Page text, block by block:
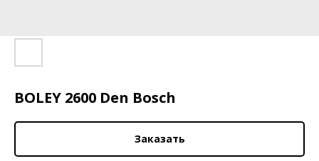
BOLEY 2600 Den Bosch
Заказать